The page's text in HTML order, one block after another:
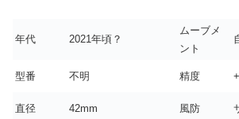
年代 2021年頃？
ムーブメ
ント
型番 不明 精度
直径 42mm 風防